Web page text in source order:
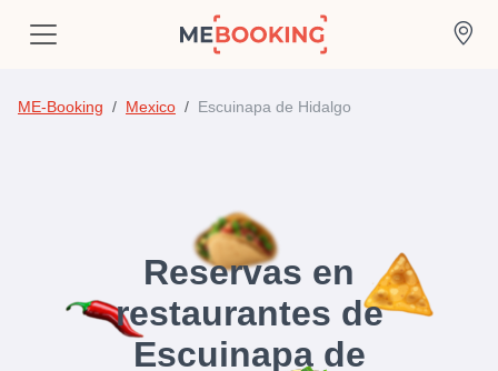
ME-Booking Mexico Escuinapa de Hidalgo
Reservas en
restaurantes de
Escuinapa de